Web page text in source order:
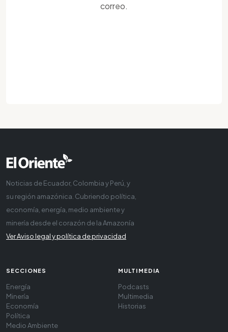
correo.
Noticias de Ecuador, Colombia y Perú, y
su región amazónica. Cubriendo política,
economía, energía, medio ambiente y
minería desde el corazón de la Amazonía
Ver Aviso legal y política de privacidad
SECCIONES
Energía
Minería
Economía
Política
Medio Ambiente
MULTIMEDIA
Podcasts
Multimedia
Historias